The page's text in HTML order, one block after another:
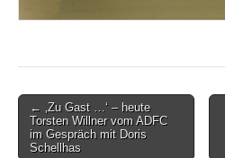
Post
navigation
← ‚Zu Gast …‘ – heute
Torsten Willner vom ADFC
im Gespräch mit Doris
Schellhas